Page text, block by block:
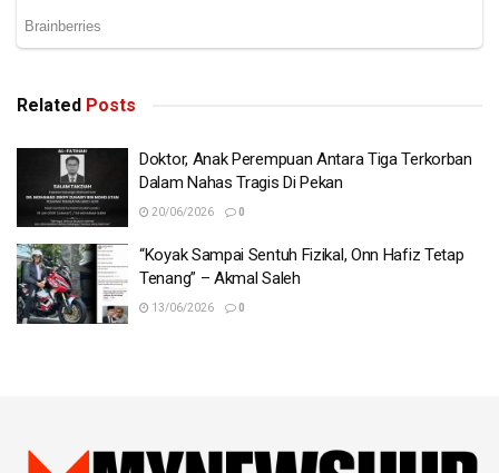
Related Posts
Doktor, Anak Perempuan Antara Tiga Terkorban
Dalam Nahas Tragis Di Pekan
20/06/2026 0
“Koyak Sampai Sentuh Fizikal, Onn Hafiz Tetap
Tenang” – Akmal Saleh
13/06/2026 0